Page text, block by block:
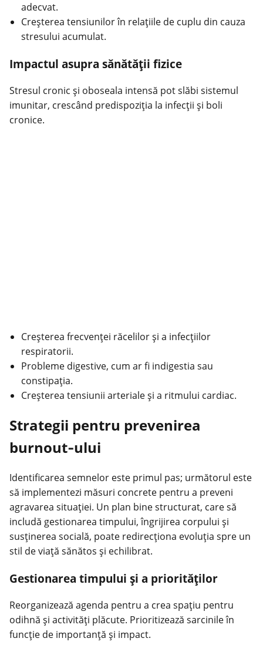
adecvat.
Creșterea tensiunilor în relațiile de cuplu din cauza
stresului acumulat.
Impactul asupra sănătății fizice
Stresul cronic și oboseala intensă pot slăbi sistemul
imunitar, crescând predispoziția la infecții și boli
cronice.
Creșterea frecvenței răcelilor și a infecțiilor
respiratorii.
Probleme digestive, cum ar fi indigestia sau
constipația.
Creșterea tensiunii arteriale și a ritmului cardiac.
Strategii pentru prevenirea
burnout‑ului
Identificarea semnelor este primul pas; următorul este
să implementezi măsuri concrete pentru a preveni
agravarea situației. Un plan bine structurat, care să
includă gestionarea timpului, îngrijirea corpului și
susținerea socială, poate redirecționa evoluția spre un
stil de viață sănătos și echilibrat.
Gestionarea timpului și a priorităților
Reorganizează agenda pentru a crea spațiu pentru
odihnă și activități plăcute. Prioritizează sarcinile în
funcție de importanță și impact.